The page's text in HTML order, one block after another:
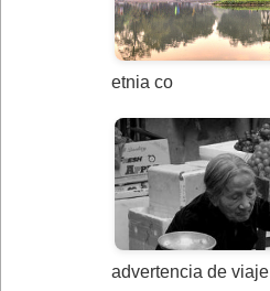
etnia co
advertencia de viaje